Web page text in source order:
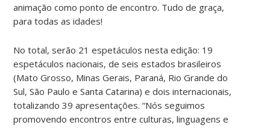
animação como ponto de encontro. Tudo de graça,
para todas as idades!
No total, serão 21 espetáculos nesta edição: 19
espetáculos nacionais, de seis estados brasileiros
(Mato Grosso, Minas Gerais, Paraná, Rio Grande do
Sul, São Paulo e Santa Catarina) e dois internacionais,
totalizando 39 apresentações. “Nós seguimos
promovendo encontros entre culturas, linguagens e